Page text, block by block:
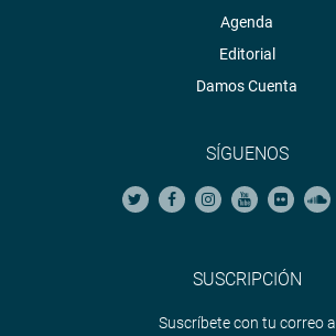
Agenda
Editorial
Damos Cuenta
SÍGUENOS
SUSCRIPCIÓN
Suscríbete con tu correo a